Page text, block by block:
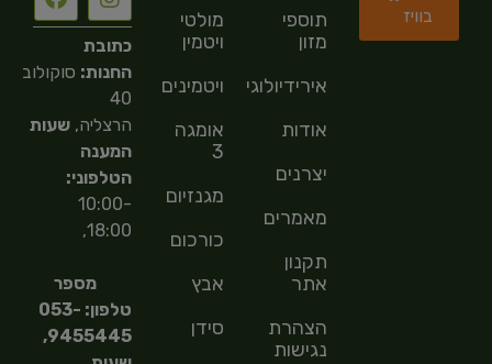
בוויז
תוספי
מזון
אירידיולוגיה
אודות
יצרנים
מאמרים
תקנון
אתר
הצהרת
נגישות
מולטי
ויטמין
ויטמינים
אומגה
3
מגנזיום
כורכום
אבץ
סידן
כתובת
החנות: סוקולוב
40
הרצליה,שעות
המענה
הטלפוני:
10:00-
18:00,
מספר
טלפון: 053-
9455445,